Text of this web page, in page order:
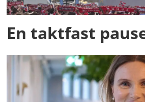
En taktfast